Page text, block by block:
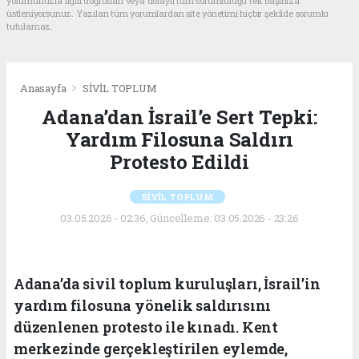
üstleniyorsunuz. Yazılan tüm yorumlardan site yönetimi hiçbir şekilde sorumlu
tutulamaz.
Anasayfa SİVİL TOPLUM
Adana’dan İsrail’e Sert Tepki:
Yardım Filosuna Saldırı
Protesto Edildi
SİVİL TOPLUM
03.05.2026 - 02:36, Güncelleme: 03.05.2026 - 23:26
Adana’da sivil toplum kuruluşları, İsrail’in
yardım filosuna yönelik saldırısını
düzenlenen protesto ile kınadı. Kent
merkezinde gerçekleştirilen eylemde,